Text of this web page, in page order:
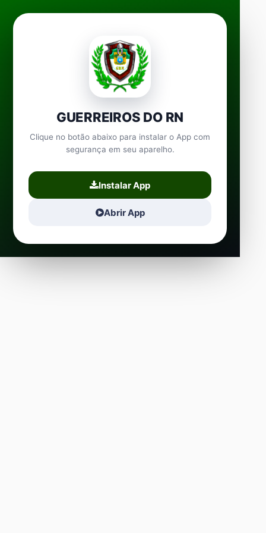
GUERREIROS DO RN
Clique no botão abaixo para instalar o App com
segurança em seu aparelho.
Instalar App
Abrir App